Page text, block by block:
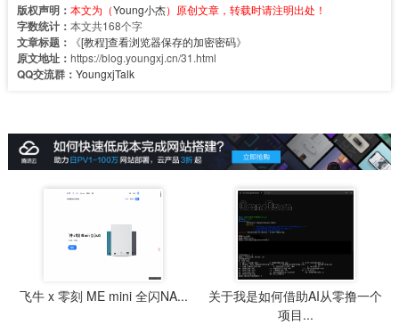
版权声明： 本文为（Young小杰）原创文章，转载时请注明出处！
字数统计： 本文共168个字
文章标题： 《[教程]查看浏览器保存的加密密码》
原文地址： https://blog.youngxj.cn/31.html
QQ交流群： YoungxjTalk
飞牛 x 零刻 ME mini 全闪NA...
关于我是如何借助AI从零撸一个
项目...